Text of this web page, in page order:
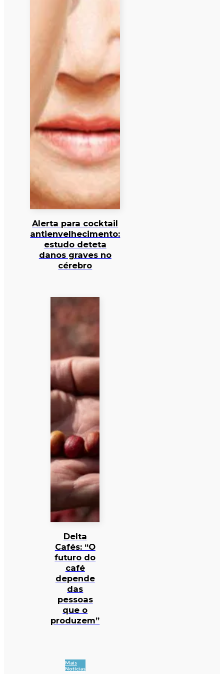
Alerta para cocktail
antienvelhecimento:
estudo deteta
danos graves no
cérebro
Delta
Cafés: “O
futuro do
café
depende
das
pessoas
que o
produzem”
Mais
Notícias